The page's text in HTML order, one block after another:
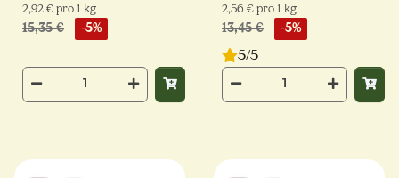
2,92 € pro 1 kg
15,35 € -5%
2,56 € pro 1 kg
13,45 € -5%
5/5